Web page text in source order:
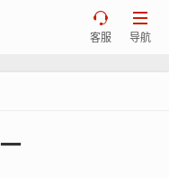

导航

客服